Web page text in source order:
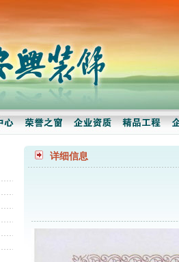
详细信息